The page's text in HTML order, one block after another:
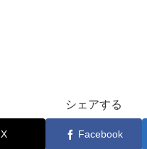
シェアする
X Facebook